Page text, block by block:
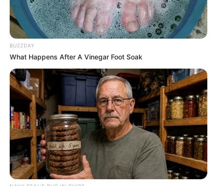
BUZZDAY
What Happens After A Vinegar Foot Soak